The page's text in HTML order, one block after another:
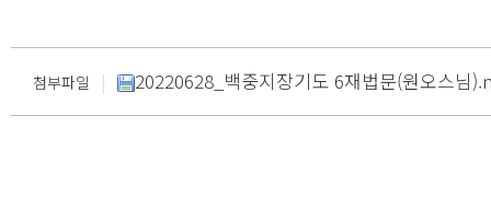
첨부파일 | 20220628_백중지장기도 6재법문(원오스님